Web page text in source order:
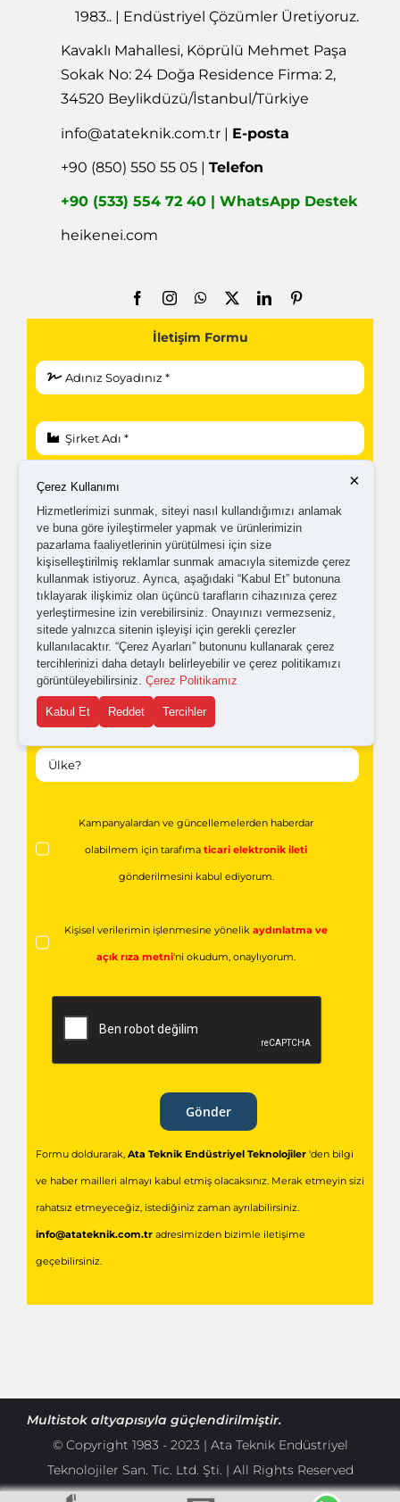
1983.. | Endüstriyel Çözümler Üretiyoruz.
Kavaklı Mahallesi, Köprülü Mehmet Paşa
Sokak No: 24 Doğa Residence Firma: 2,
34520 Beylikdüzü/İstanbul/Türkiye
info@atateknik.com.tr | E-posta
+90 (850) 550 55 05 |Telefon
+90 (533) 554 72 40 | WhatsApp Destek
heikenei.com
İletişim Formu
Kampanyalardan ve güncellemelerden haberdar
olabilmem için tarafımaticari elektronik ileti
gönderilmesini kabul ediyorum.
Kişisel verilerimin işlenmesine yönelikaydınlatma ve
açık rıza metni'ni okudum,onaylıyorum.
Gönder
Formu doldurarak, Ata Teknik Endüstriyel Teknolojiler'den bilgi
ve haber mailleri almayı kabul etmiş olacaksınız. Merak etmeyin sizi
rahatsız etmeyeceğiz, istediğiniz zaman ayrılabilirsiniz.
info@atateknik.com.tradresimizden bizimle iletişime
geçebilirsiniz.
Multistok altyapısıyla güçlendirilmiştir.
© Copyright 1983 - 2023 | Ata Teknik Endüstriyel
Teknolojiler San. Tic. Ltd. Şti. | All Rights Reserved
×
Çerez Kullanımı
Hizmetlerimizi sunmak, siteyi nasıl kullandığımızı anlamak
ve buna göre iyileştirmeler yapmak ve ürünlerimizin
pazarlama faaliyetlerinin yürütülmesi için size
kişiselleştirilmiş reklamlar sunmak amacıyla sitemizde çerez
kullanmak istiyoruz. Ayrıca, aşağıdaki “Kabul Et” butonuna
tıklayarak ilişkimiz olan üçüncü tarafların cihazınıza çerez
yerleştirmesine izin verebilirsiniz. Onayınızı vermezseniz,
sitede yalnızca sitenin işleyişi için gerekli çerezler
kullanılacaktır. “Çerez Ayarları” butonunu kullanarak çerez
tercihlerinizi daha detaylı belirleyebilir ve çerez politikamızı
görüntüleyebilirsiniz. Çerez Politikamız
Kabul Et Reddet Tercihler